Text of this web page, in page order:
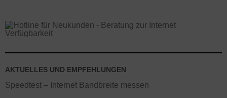
AKTUELLES UND EMPFEHLUNGEN
Speedtest – Internet Bandbreite messen